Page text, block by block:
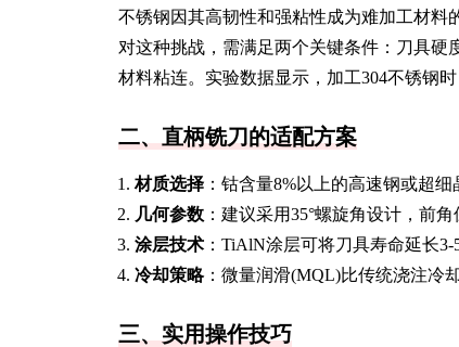
不锈钢因其高韧性和强粘性成为难加工材料
对这种挑战，需满足两个关键条件：刀具硬
材料粘连。实验数据显示，加工304不锈钢
二、直柄铣刀的适配方案
材质选择 ：钴含量8%以上的高速钢或超
几何参数 ：建议采用35°螺旋角设计，前
涂层技术 ：TiAlN涂层可将刀具寿命延长3-
冷却策略：微量润滑(MQL)比传统浇注冷
三、实用操作技巧